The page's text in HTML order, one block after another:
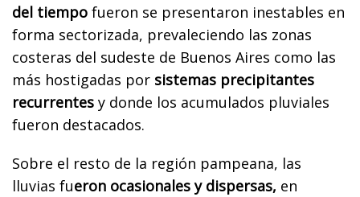
del tiempo fueron se presentaron inestables en
forma sectorizada, prevaleciendo las zonas
costeras del sudeste de Buenos Aires como las
más hostigadas por sistemas precipitantes
recurrentes y donde los acumulados pluviales
fueron destacados.
Sobre el resto de la región pampeana, las
lluvias fueron ocasionales y dispersas, en